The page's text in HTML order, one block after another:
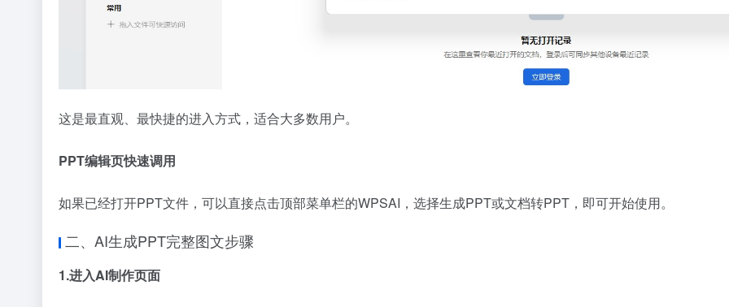
这是最直观、最快捷的进入方式，适合大多数用户。
PPT编辑页快速调用
如果已经打开PPT文件，可以直接点击顶部菜单栏的WPSAI，选择生成PPT或文档转PPT，即可开始使用。
二、AI生成PPT完整图文步骤
1.进入AI制作页面